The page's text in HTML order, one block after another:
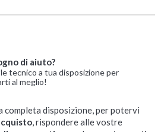
di aiuto?
tecnico a tua disposizione per
al meglio!
disposizione, per potervi
, rispondere alle vostre